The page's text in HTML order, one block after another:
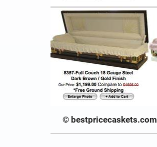
© bestpricecaskets.com